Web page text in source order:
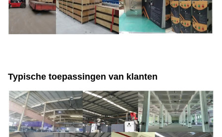
Typische toepassingen van klanten